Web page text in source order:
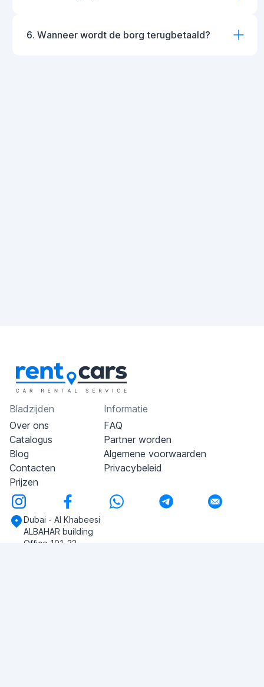
6. Wanneer wordt de borg terugbetaald?
Bladzijden
Over ons
Catalogus
Blog
Contacten
Prijzen
Informatie
FAQ
Partner worden
Algemene voorwaarden
Privacybeleid
Dubai - Al Khabeesi
ALBAHAR building
Office 101-33